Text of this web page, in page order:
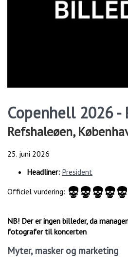
Copenhell 2026 -
Refshaleøen,
25. juni 2026
Headliner: President
Officiel vurdering:
NB! Der er ingen billeder, da
fotografer til koncerten
Myter, masker og marketing